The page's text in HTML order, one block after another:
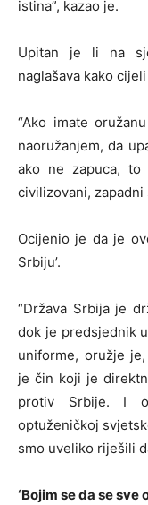
istina”, kazao je.
Upitan je li na
naglašava kako
“Ako imate
naoružanjem, da
ako ne zapuca,
civilizovani, zapadni
Ocijenio je da je
Srbiju’.
“Država Srbija je
dok je predsjednik
uniforme, oružje
je čin koji je
protiv Srbije. I
optuženičkoj
smo uveliko riješili
‘Bojim se da se sve